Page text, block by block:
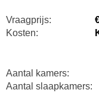
Vraagprijs:
Kosten:
Aantal kamers:
Aantal slaapkamers: